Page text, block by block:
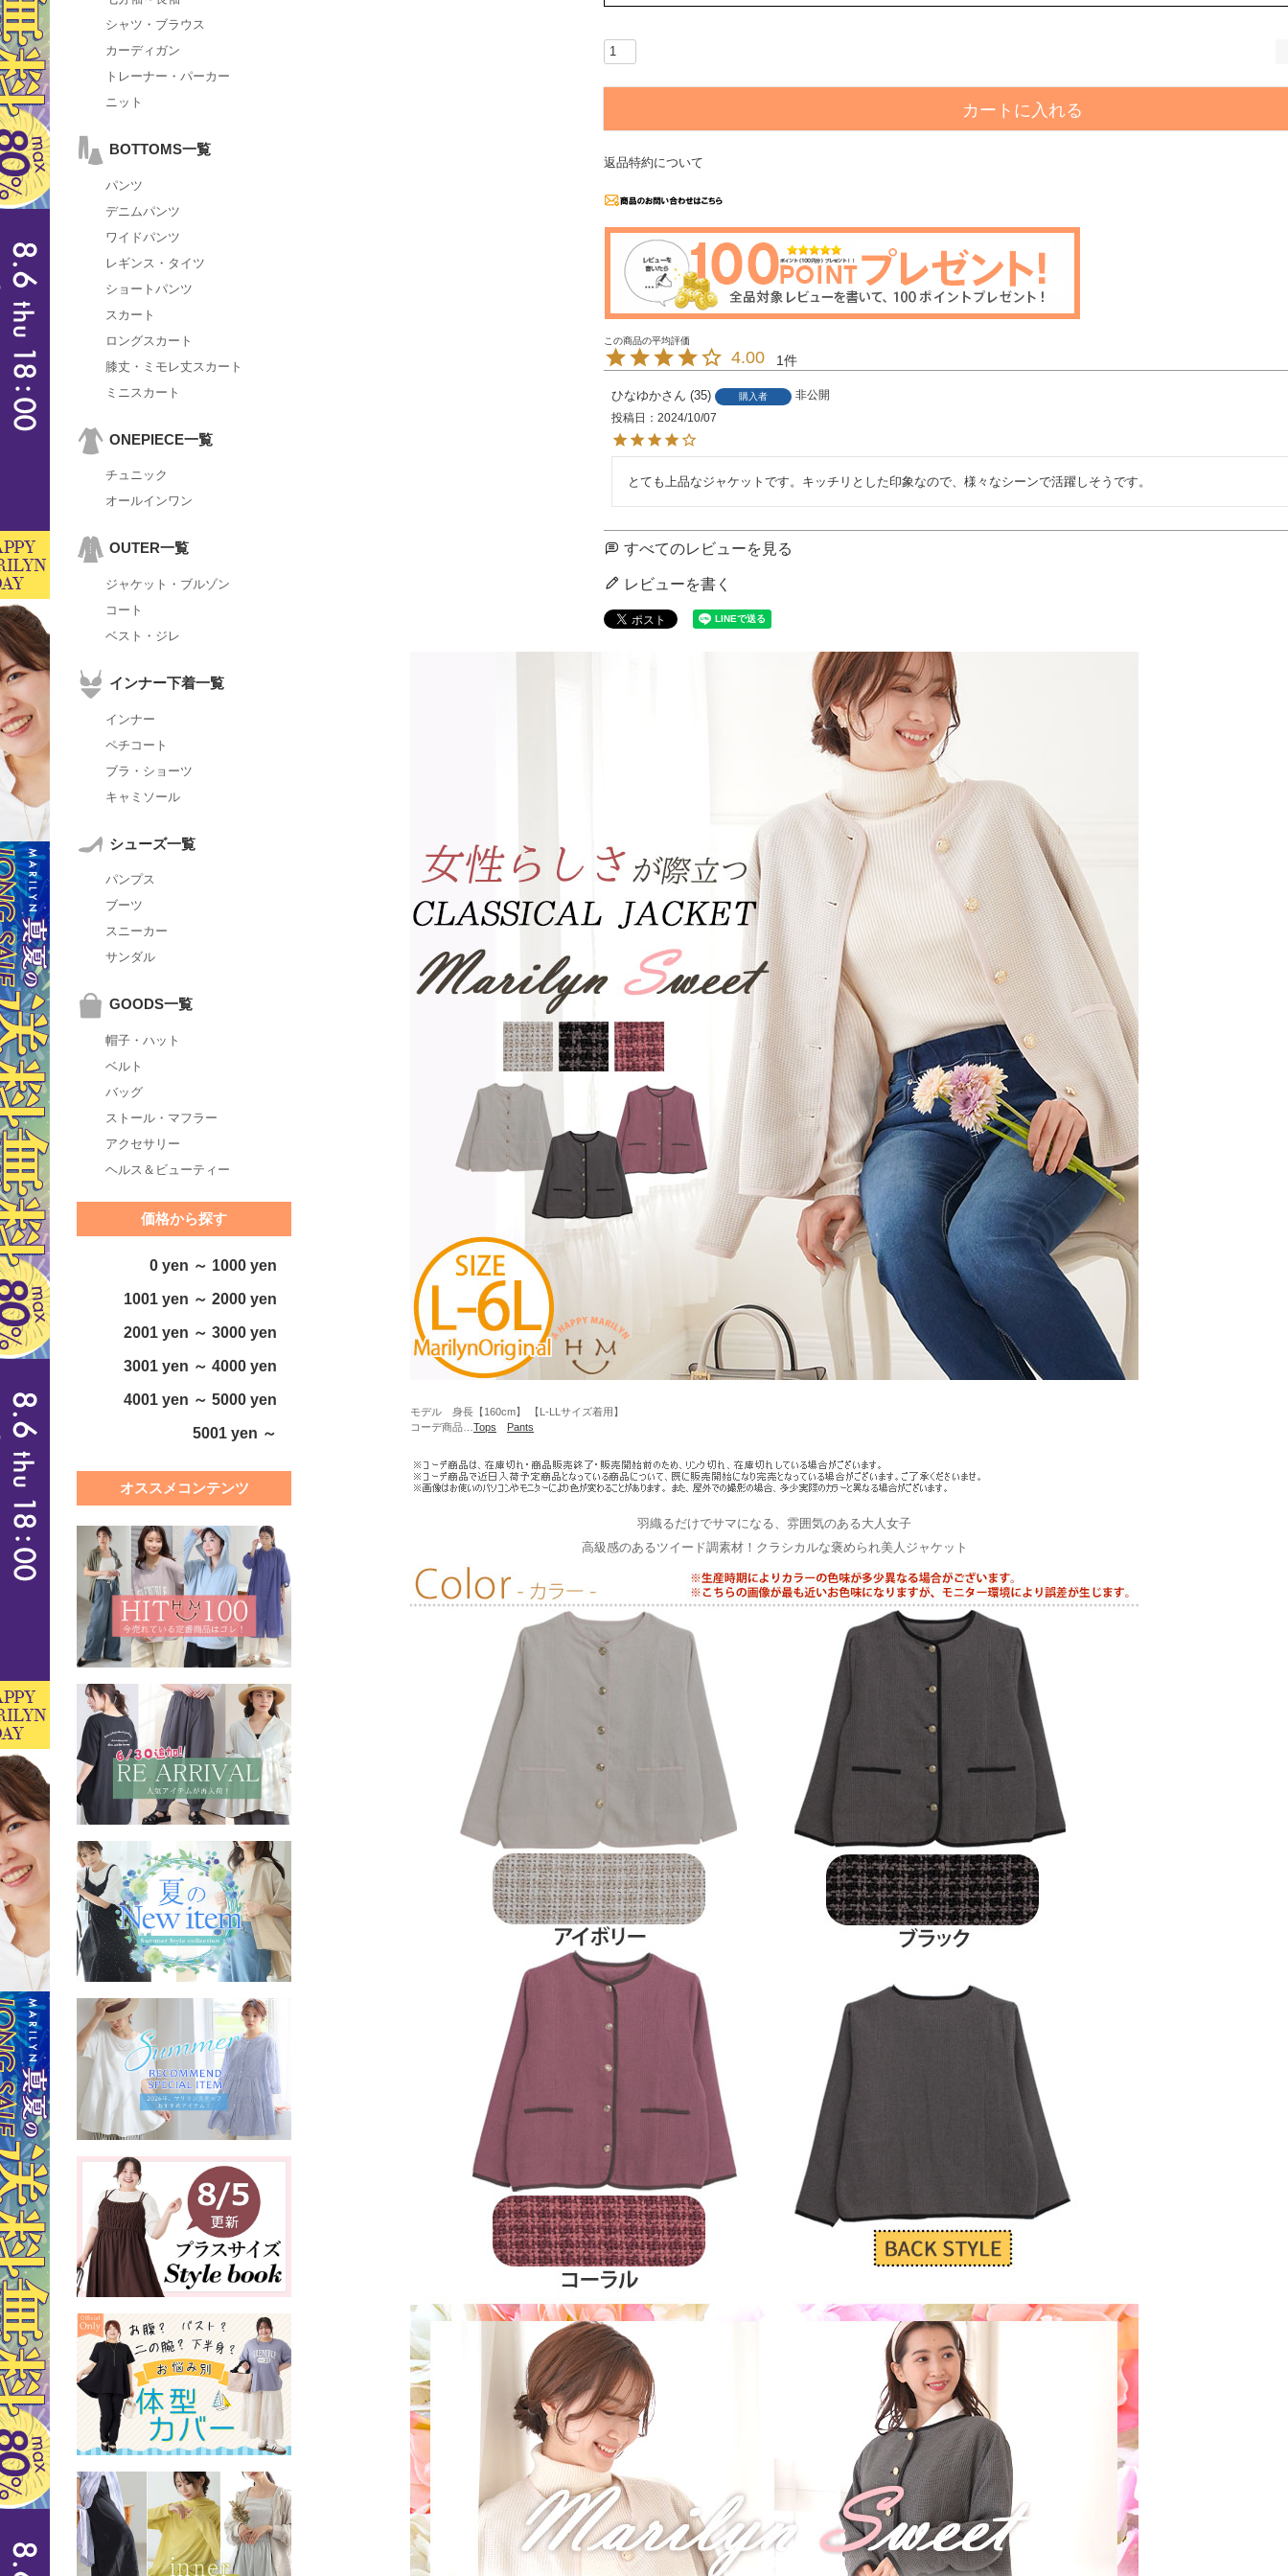
シャツ・ブラウス
カーディガン
トレーナー・パーカー
ニット
BOTTOMS一覧
パンツ
デニムパンツ
ワイドパンツ
レギンス・タイツ
ショートパンツ
スカート
ロングスカート
膝丈・ミモレ丈スカート
ミニスカート
ONEPIECE一覧
チュニック
オールインワン
OUTER一覧
ジャケット・ブルゾン
コート
ベスト・ジレ
インナー下着一覧
インナー
ペチコート
ブラ・ショーツ
キャミソール
シューズ一覧
パンプス
ブーツ
スニーカー
サンダル
GOODS一覧
帽子・ハット
ベルト
バッグ
ストール・マフラー
アクセサリー
ヘルス＆ビューティー
価格から探す
0 yen ～ 1000 yen
1001 yen ～ 2000 yen
2001 yen ～ 3000 yen
3001 yen ～ 4000 yen
4001 yen ～ 5000 yen
5001 yen ～
オススメコンテンツ
カートに入れる
返品特約について
4.00 1
ひなゆか 35 購入者
非公開
投稿日
2024/10/07
とても上品なジャケットです。キッチリとした印象なので、様々なシーンで活躍しそうです。
すべてのレビューを見る
レビューを書く
モデル 身長【160cm】 【L-LLサイズ着用】
コーデ商品… Tops Pants
羽織るだけでサマになる、雰囲気のある大人女子
高級感のあるツイード調素材！クラシカルな褒められ美人ジャケット